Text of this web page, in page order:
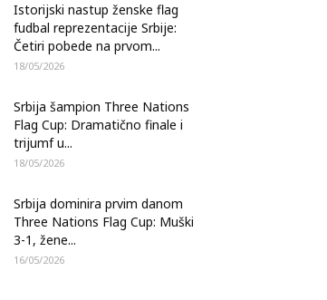
Istorijski nastup ženske flag
fudbal reprezentacije Srbije:
Četiri pobede na prvom...
18/05/2026
Srbija šampion Three Nations
Flag Cup: Dramatično finale i
trijumf u...
18/05/2026
Srbija dominira prvim danom
Three Nations Flag Cup: Muški
3-1, žene...
16/05/2026